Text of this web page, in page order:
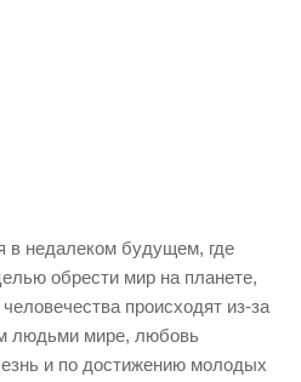
в недалеком будущем, где
обрести мир на планете,
происходят из-за
людьми мире, любовь
и по достижению молодых